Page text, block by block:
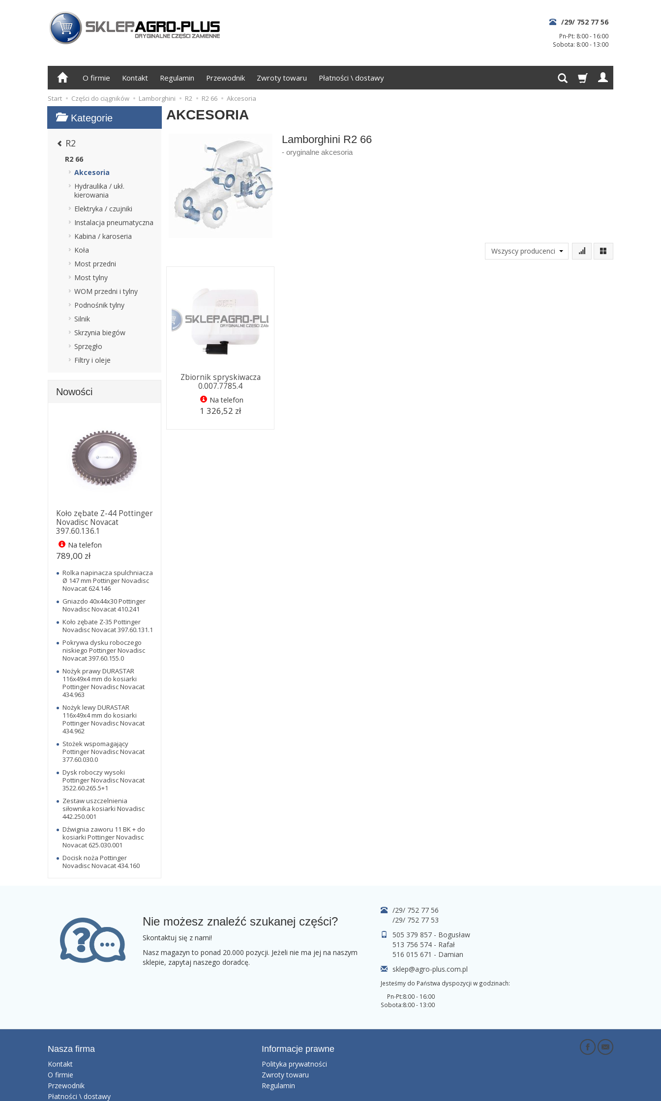
/29/ 752 77 56
Pn-Pt: 8:00 - 16:00
Sobota: 8:00 - 13:00
O firmie Kontakt Regulamin Przewodnik Zwroty towaru Płatności \ dostawy
Start Części do ciągników Lamborghini R2 R2 66 Akcesoria
AKCESORIA
Lamborghini R2 66
- oryginalne akcesoria
Zbiornik spryskiwacza
0.007.7785.4
Na telefon
1 326,52 zł
Kategorie
R2
R2 66
Akcesoria
Hydraulika / ukł.
kierowania
Elektryka / czujniki
Instalacja pneumatyczna
Kabina / karoseria
Koła
Most przedni
Most tylny
WOM przedni i tylny
Podnośnik tylny
Silnik
Skrzynia biegów
Sprzęgło
Filtry i oleje
Nowości
Koło zębate Z-44 Pottinger
Novadisc Novacat
397.60.136.1
Na telefon
789,00 zł
Rolka napinacza spulchniacza
Ø 147 mm Pottinger Novadisc
Novacat 624.146
Gniazdo 40x44x30 Pottinger
Novadisc Novacat 410.241
Koło zębate Z-35 Pottinger
Novadisc Novacat 397.60.131.1
Pokrywa dysku roboczego
niskiego Pottinger Novadisc
Novacat 397.60.155.0
Nożyk prawy DURASTAR
116x49x4 mm do kosiarki
Pottinger Novadisc Novacat
434.963
Nożyk lewy DURASTAR
116x49x4 mm do kosiarki
Pottinger Novadisc Novacat
434.962
Stożek wspomagający
Pottinger Novadisc Novacat
377.60.030.0
Dysk roboczy wysoki
Pottinger Novadisc Novacat
3522.60.265.5+1
Zestaw uszczelnienia
siłownika kosiarki Novadisc
442.250.001
Dźwignia zaworu 11 BK + do
kosiarki Pottinger Novadisc
Novacat 625.030.001
Docisk noża Pottinger
Novadisc Novacat 434.160
Nie możesz znaleźć szukanej części?
Skontaktuj się z nami!
Nasz magazyn to ponad 20.000 pozycji. Jeżeli nie ma jej na naszym
sklepie, zapytaj naszego doradcę.
/29/ 752 77 56
/29/ 752 77 53
505 379 857 - Bogusław
513 756 574 - Rafał
516 015 671 - Damian
sklep@agro-plus.com.pl
Jesteśmy do Państwa dyspozycji w godzinach:
Pn-Pt:
Sobota:
8:00 - 16:00
8:00 - 13:00
Nasza firma
Kontakt
O firmie
Przewodnik
Płatności \ dostawy
Informacje prawne
Polityka prywatności
Zwroty towaru
Regulamin